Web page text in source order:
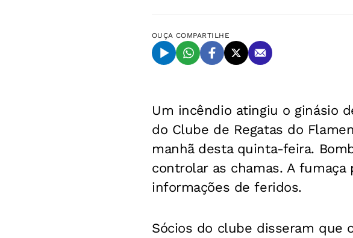
OUÇA COMPARTILHE
Um incêndio atingiu o ginásio
do Clube de Regatas do
manhã desta quinta-feira.
controlar as chamas. A fumaça
informações de feridos.
Sócios do clube disseram que